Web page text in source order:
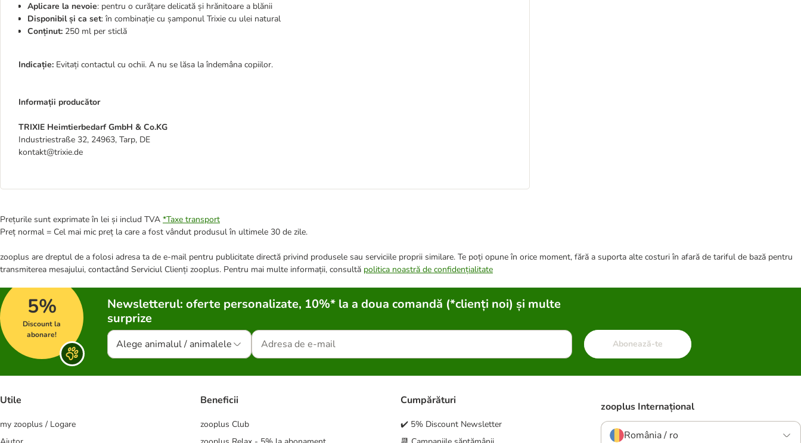
Aplicare la nevoie: pentru o curățare delicată și hrănitoare a blănii
Disponibil și ca set: în combinație cu șamponul Trixie cu ulei natural
Conținut: 250 ml per sticlă
Indicație: Evitați contactul cu ochii. A nu se lăsa la îndemâna copiilor.
Informații producător
TRIXIE Heimtierbedarf GmbH & Co.KG
Industriestraße 32, 24963, Tarp, DE
kontakt@trixie.de
Prețurile sunt exprimate în lei și includ TVA *Taxe transport
Preț normal = Cel mai mic preț la care a fost vândut produsul în ultimele 30 de zile.
zooplus are dreptul de a folosi adresa ta de e-mail pentru publicitate directă privind produsele sau serviciile proprii similare. Te poți opune în orice moment, fără a suporta alte costuri în afară de tariful de bază pentru
transmiterea mesajului, contactând Serviciul Clienți zooplus. Pentru mai multe informații, consultă politica noastră de confidențialitate
5%
Discount la
abonare!
Newsletterul: oferte personalizate, 10%* la a doua comandă (*clienți noi) și multe
surprize
Alege animalul / animalele Abonează-te
Utile
my zooplus / Logare
Beneficii
zooplus Club
Cumpărături
✔️ 5% Discount Newsletter
zooplus Internațional
România / ro